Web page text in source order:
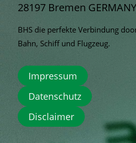
28197 Bremen GERMANY
BHS die perfekte Verbindung
Bahn, Schiff und Flugzeug.
Impressum
Datenschutz
Disclaimer